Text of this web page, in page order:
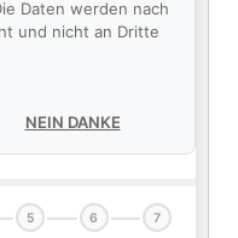
Daten werden nach
und nicht an Dritte
NEIN DANKE
5 6 7